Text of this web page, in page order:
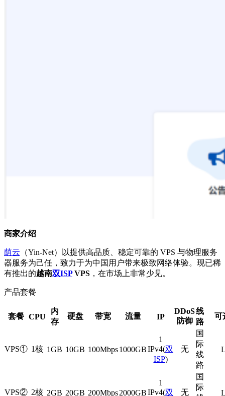
商家介绍
荫云 （Yin-Net）以提供高品质、稳定可靠的 VPS 与物理服务
器服务为己任，致力于为中国用户带来极致网络体验。现已稀
有推出的越南双ISPVPS ，在市场上非常少见。
产品套餐
套餐 CPU
内
存
硬盘 带宽 流量 IP
DDoS
防御
线
路
可
VPS① 1核 1GB 10GB 100Mbps1000GB
1
IPv4(双
ISP)
无
国
际
线
路
VPS② 2核 2GB 20GB 200Mbps2000GB
1
IPv4(双 无
国
际